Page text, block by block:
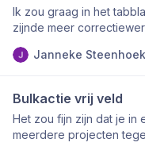
Ik zou graag in het
zijnde meer
een regel volledig
Janneke Steenhoek
Bulkactie vrij veld
Het zou fijn zijn dat je in
meerdere projecten